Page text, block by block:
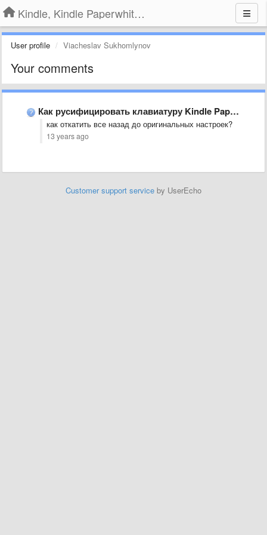
Kindle, Kindle Paperwhite, Kindle Voyage
User profile Viacheslav Sukhomlynov
Your comments
Как русифицировать клавиатуру Kindle Paperwhite?
как откатить все назад до оригинальных настроек?
13 years ago
Customer support service by UserEcho